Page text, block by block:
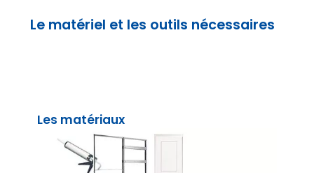
Le matériel et les outils nécessaires
Les matériaux